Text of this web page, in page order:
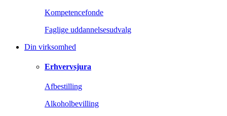
Kompetencefonde
Faglige uddannelsesudvalg
Din virksomhed
Erhvervsjura
Afbestilling
Alkoholbevilling